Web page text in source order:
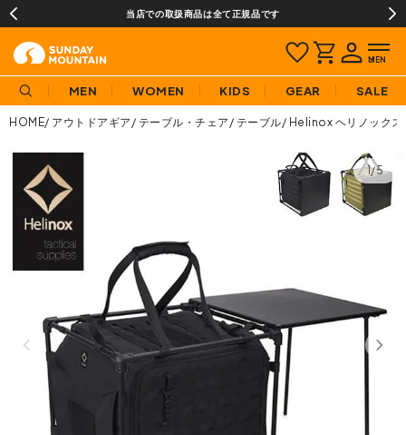
当店での取扱商品は全て正規品です
MEN WOMEN KIDS GEAR SALE
HOME アウトドアギア テーブル・チェア テーブル Helinox ヘリノックス
1/5